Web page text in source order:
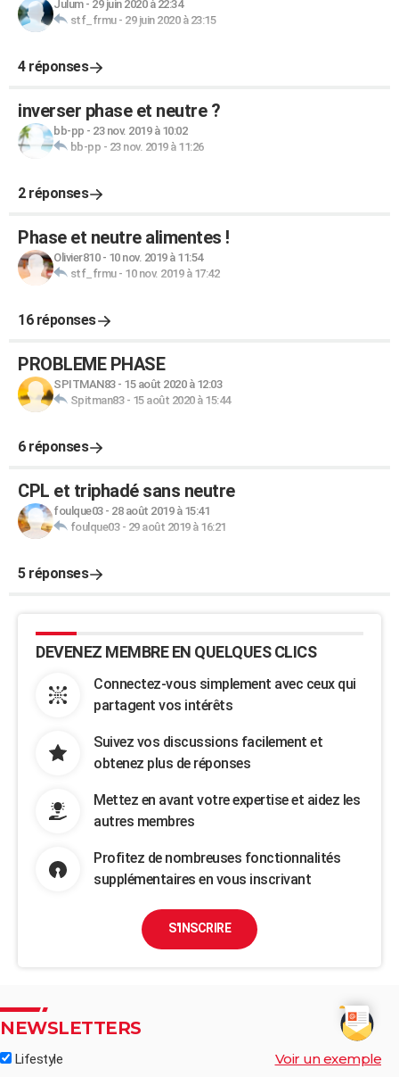
Julum- 29 juin 2020 à 22:34
stf_frmu- 29 juin 2020 à 23:15
4 réponses
inverser phase et neutre ?
bb-pp - 23 nov. 2019 à 10:02
bb-pp - 23 nov. 2019 à 11:26
2 réponses
Phase et neutre alimentes !
Olivier810- 10 nov. 2019 à 11:54
stf_frmu- 10 nov. 2019 à 17:42
16 réponses
PROBLEME PHASE
SPITMAN83- 15 août 2020 à 12:03
Spitman83- 15 août 2020 à 15:44
6 réponses
CPL et triphadé sans neutre
foulque03- 28 août 2019 à 15:41
foulque03- 29 août 2019 à 16:21
5 réponses
DEVENEZ MEMBRE EN QUELQUES CLICS
Connectez-vous simplement avec ceux qui
partagent vos intérêts
Suivez vos discussions facilement et
obtenez plus de réponses
Mettez en avant votre expertise et aidez les
autres membres
Profitez de nombreuses fonctionnalités
supplémentaires en vous inscrivant
S'INSCRIRE
NEWSLETTERS
Lifestyle Voir un exemple